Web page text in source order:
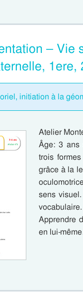
– Vie
initiation à la
Atelier
Âge: 3 ans
trois
grâce à la
sens
Apprendre
en lui-